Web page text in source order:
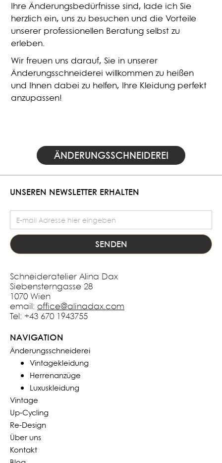
Ihre Änderungsbedürfnisse sind, lade ich Sie
herzlich ein, uns zu besuchen und die Vorteile
unserer professionellen Beratung selbst zu
erleben.
Wir freuen uns darauf, Sie in unserer
Änderungsschneiderei willkommen zu heißen
und Ihnen dabei zu helfen, Ihre Kleidung perfekt
anzupassen!
ÄNDERUNGSSCHNEIDEREI
UNSEREN NEWSLETTER ERHALTEN
Schneideratelier Alina Dax
Siebensterngasse 28
1070 Wien
email: office@alinadax.com
Tel: +43 670 1943755
NAVIGATION
Änderungsschneiderei
Vintagekleidung
Herrenanzüge
Luxuskleidung
Vintage
Up-Cycling
Re-Design
Über uns
Kontakt